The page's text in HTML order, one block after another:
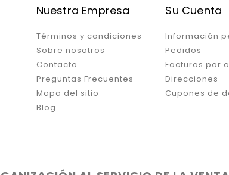
Nuestra Empresa
Términos y condiciones
Sobre nosotros
Contacto
Preguntas Frecuentes
Mapa del sitio
Blog
Su Cuenta
Información
Pedidos
Facturas por
Direcciones
Cupones de